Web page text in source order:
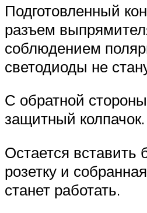
Подготовленный
разъем
соблюдением
светодиоды не
С обратной
защитный колпачок.
Остается вставить
розетку и
станет работать.